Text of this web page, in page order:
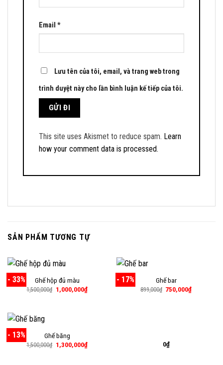
Email *
Lưu tên của tôi, email, và trang web trong
trình duyệt này cho lần bình luận kế tiếp của tôi.
This site uses Akismet to reduce spam. Learn
how your comment data is processed.
SẢN PHẨM TƯƠNG TỰ
- 33% Ghế hộp đủ màu
1,500,000₫ Giá
gốc
1,000,000₫Giá
hiện
- 17% Ghế bar
899,000₫ Giá
750,000₫Giá
- 13% Ghế băng
1,500,000₫ Giá
gốc
1,300,000₫Giá
hiện
0₫